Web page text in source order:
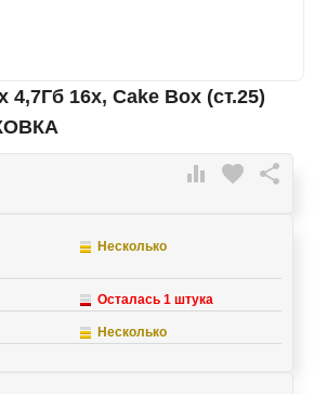
4,7Гб 16x, Cake Box (ст.25)
 favorite 
Несколько
Осталась 1 штука
Несколько